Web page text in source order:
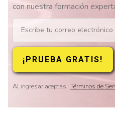
con nuestra formación
Al ingresar aceptas Términos de